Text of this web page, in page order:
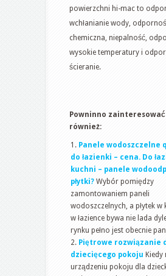
powierzchni hi-mac to
wchłanianie wody,
chemiczna, niepalność,
wysokie temperatury i
ścieranie.
Powninno zainteresować
również:
Panele wodoszczelne
do łazienki – cena. Do
kuchni – panele
płytki? Wybór pomiędzy
zamontowaniem paneli
wodoszczelnych, a płytek w
w łazience bywa nie lada
rynku pełno jest obecnie
Piętrowe rozwiązanie
dziecięcego pokoju Kiedy
urządzeniu pokoju dla